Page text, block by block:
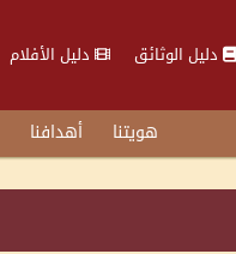
دليل الوثائق دليل الأفلام
هويتنا أهدافنا